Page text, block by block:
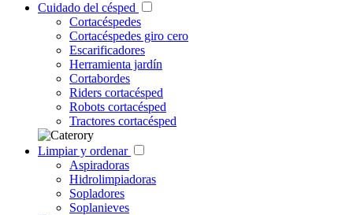
Cuidado del césped
Cortacéspedes
Cortacéspedes giro cero
Escarificadores
Herramienta jardín
Cortabordes
Riders cortacésped
Robots cortacésped
Tractores cortacésped
Limpiar y ordenar
Aspiradoras
Hidrolimpiadoras
Sopladores
Soplanieves